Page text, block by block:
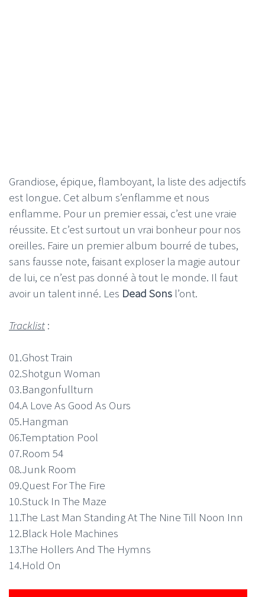
Grandiose, épique, flamboyant, la liste des adjectifs
est longue. Cet album s’enflamme et nous
enflamme. Pour un premier essai, c’est une vraie
réussite. Et c’est surtout un vrai bonheur pour nos
oreilles. Faire un premier album bourré de tubes,
sans fausse note, faisant exploser la magie autour
de lui, ce n’est pas donné à tout le monde. Il faut
avoir un talent inné. Les Dead Sons l’ont.
Tracklist :
01.Ghost Train
02.Shotgun Woman
03.Bangonfullturn
04.A Love As Good As Ours
05.Hangman
06.Temptation Pool
07.Room 54
08.Junk Room
09.Quest For The Fire
10.Stuck In The Maze
11.The Last Man Standing At The Nine Till Noon Inn
12.Black Hole Machines
13.The Hollers And The Hymns
14.Hold On